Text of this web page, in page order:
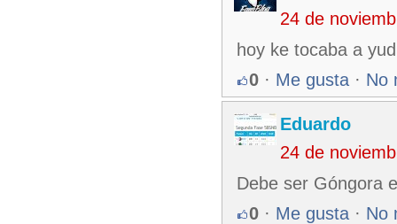
24 de
hoy ke tocaba a
0 · Me gusta · No
Eduardo
24 de
Debe ser Góngora
0 · Me gusta · No